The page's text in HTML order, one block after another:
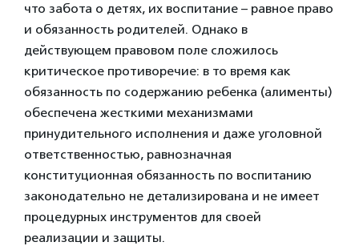
что забота о детях, их воспитание – равное право
и обязанность родителей. Однако в
действующем правовом поле сложилось
критическое противоречие: в то время как
обязанность по содержанию ребенка (алименты)
обеспечена жесткими механизмами
принудительного исполнения и даже уголовной
ответственностью, равнозначная
конституционная обязанность по воспитанию
законодательно не детализирована и не имеет
процедурных инструментов для своей
реализации и защиты.